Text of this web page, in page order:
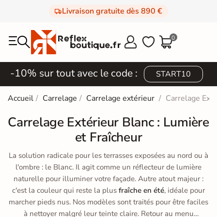
Livraison gratuite dès 890 €
  0
-10% sur tout avec le code : START10
Accueil Carrelage Carrelage extérieur Carrelage
Carrelage Extérieur Blanc : Lumière
et Fraîcheur
La solution radicale pour les terrasses exposées au nord ou à
l'ombre : le Blanc. Il agit comme un réflecteur de lumière
naturelle pour illuminer votre façade. Autre atout majeur :
c'est la couleur qui reste la plus fraîche en été, idéale pour
marcher pieds nus. Nos modèles sont traités pour être faciles
à nettoyer malgré leur teinte claire. Retour au menu